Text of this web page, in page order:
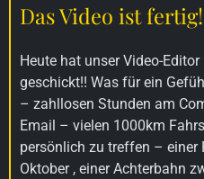
Das Video ist
Heute hat unser Video-
geschickt!! Was für ein
– zahllosen Stunden am
Email – vielen 1000km
persönlich zu treffen – einer
Oktober , einer Achterbahn